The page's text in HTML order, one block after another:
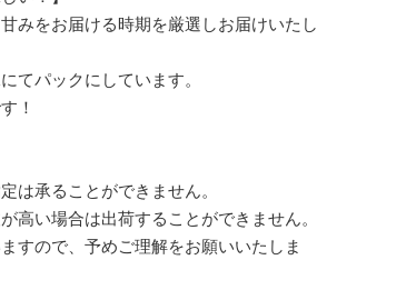
みをお届ける時期を厳選しお届けいたし
てパックにしています。
！
は承ることができません。
高い場合は出荷することができません。
すので、予めご理解をお願いいたしま